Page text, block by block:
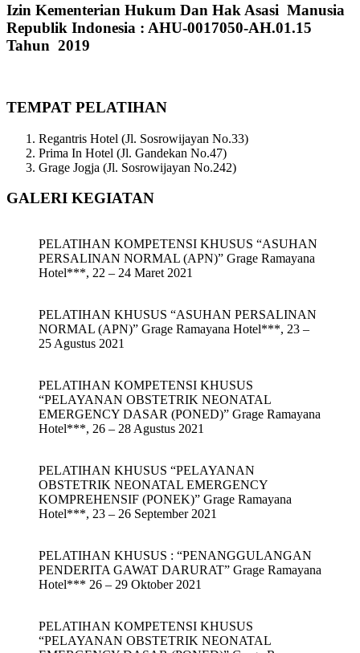
Izin Kementerian Hukum Dan Hak Asasi Manusia
Republik Indonesia : AHU-0017050-AH.01.15
Tahun 2019
TEMPAT PELATIHAN
Regantris Hotel (Jl. Sosrowijayan No.33)
Prima In Hotel (Jl. Gandekan No.47)
Grage Jogja (Jl. Sosrowijayan No.242)
GALERI KEGIATAN
PELATIHAN KOMPETENSI KHUSUS “ASUHAN
PERSALINAN NORMAL (APN)” Grage Ramayana
Hotel***, 22 – 24 Maret 2021
PELATIHAN KHUSUS “ASUHAN PERSALINAN
NORMAL (APN)” Grage Ramayana Hotel***, 23 –
25 Agustus 2021
PELATIHAN KOMPETENSI KHUSUS
“PELAYANAN OBSTETRIK NEONATAL
EMERGENCY DASAR (PONED)” Grage Ramayana
Hotel***, 26 – 28 Agustus 2021
PELATIHAN KHUSUS “PELAYANAN
OBSTETRIK NEONATAL EMERGENCY
KOMPREHENSIF (PONEK)” Grage Ramayana
Hotel***, 23 – 26 September 2021
PELATIHAN KHUSUS : “PENANGGULANGAN
PENDERITA GAWAT DARURAT” Grage Ramayana
Hotel*** 26 – 29 Oktober 2021
PELATIHAN KOMPETENSI KHUSUS
“PELAYANAN OBSTETRIK NEONATAL